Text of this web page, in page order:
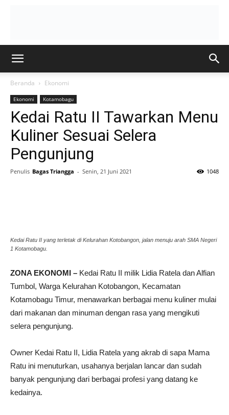
Beranda Ekonomi
Ekonomi Kotamobagu
Kedai Ratu II Tawarkan Menu
Kuliner Sesuai Selera
Pengunjung
Penulis Bagas Triangga - Senin, 21 Juni 2021 1048
Kedai Ratu II yang terletak di Kelurahan Kotobangon, jalan menuju arah SMA Negeri
1 Kotamobagu.
ZONA EKONOMI – Kedai Ratu II milik Lidia Ratela dan Alfian
Tumbol, Warga Kelurahan Kotobangon, Kecamatan
Kotamobagu Timur, menawarkan berbagai menu kuliner mulai
dari makanan dan minuman dengan rasa yang mengikuti
selera pengunjung.
Owner Kedai Ratu II, Lidia Ratela yang akrab di sapa Mama
Ratu ini menuturkan, usahanya berjalan lancar dan sudah
banyak pengunjung dari berbagai profesi yang datang ke
kedainya.